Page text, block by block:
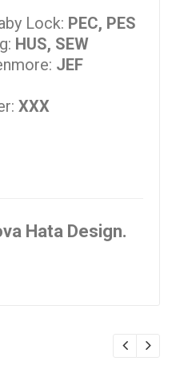
Lock: PEC, PES
HUS, SEW
JEF
XXX
Hata Design.